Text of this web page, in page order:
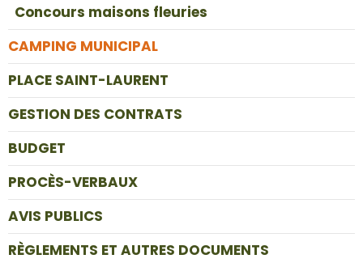
Concours maisons fleuries
CAMPING MUNICIPAL
PLACE SAINT-LAURENT
GESTION DES CONTRATS
BUDGET
PROCÈS-VERBAUX
AVIS PUBLICS
RÈGLEMENTS ET AUTRES DOCUMENTS